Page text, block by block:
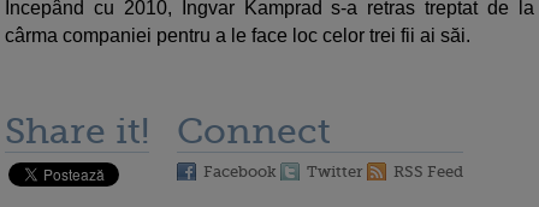
Începând cu 2010, Ingvar Kamprad s-a retras treptat de la
cârma companiei pentru a le face loc celor trei fii ai săi.
Share it! Connect
Facebook Twitter RSS Feed